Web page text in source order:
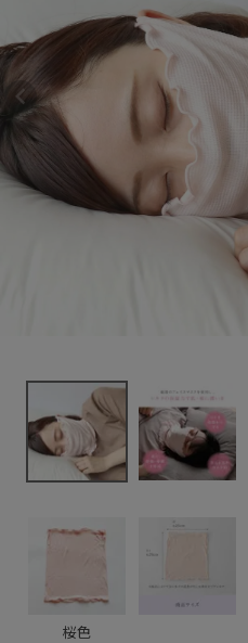
絹屋 おやすみケ
ア シルクフェイス
マスク
3,630円
新着＆再入荷商品
読み物
桜色